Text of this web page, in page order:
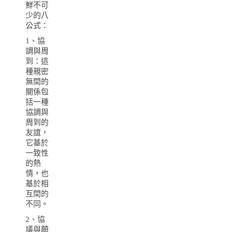
鮮不可
少的八
公式：
1、協
調與周
到：這
種親密
無間的
關係包
括一種
協調與
周到的
友誼，
它基於
一致性
的熱
情，也
基於相
互間的
不同。
2、協
議與願